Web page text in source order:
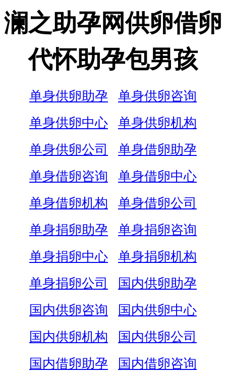
澜之助孕网供卵借卵
代怀助孕包男孩
单身供卵助孕
单身供卵咨询
单身供卵中心
单身供卵机构
单身供卵公司
单身借卵助孕
单身借卵咨询
单身借卵中心
单身借卵机构
单身借卵公司
单身捐卵助孕
单身捐卵咨询
单身捐卵中心
单身捐卵机构
单身捐卵公司
国内供卵助孕
国内供卵咨询
国内供卵中心
国内供卵机构
国内供卵公司
国内借卵助孕
国内借卵咨询